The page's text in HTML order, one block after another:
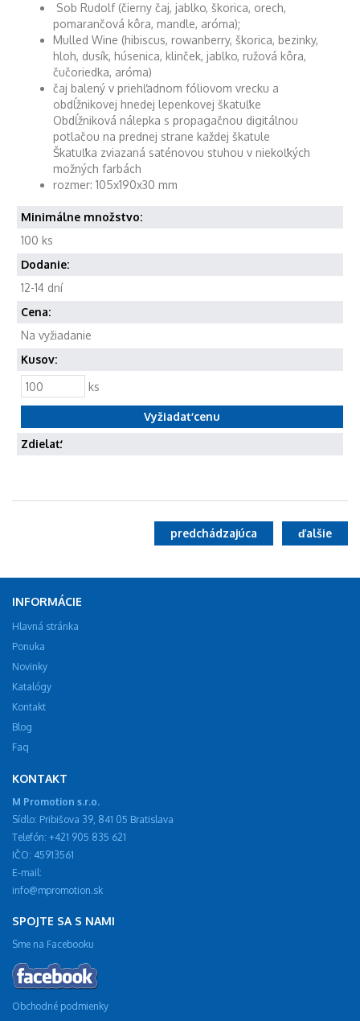
Sob Rudolf (čierny čaj, jablko, škorica, orech,
pomarančová kôra, mandle, aróma);
Mulled Wine (hibiscus, rowanberry, škorica, bezinky,
hloh, dusík, húsenica, klinček, jablko, ružová kôra,
čučoriedka, aróma)
čaj balený v priehľadnom fóliovom vrecku a
obdĺžnikovej hnedej lepenkovej škatuľke
Obdĺžniková nálepka s propagačnou digitálnou
potlačou na prednej strane každej škatule
Škatuľka zviazaná saténovou stuhou v niekoľkých
možných farbách
rozmer: 105x190x30 mm
Minimálne množstvo:
100 ks
Dodanie:
12-14 dní
Cena:
Na vyžiadanie
Kusov:
ks
Zdielať:
ďalšie
predchádzajúca
INFORMÁCIE
Hlavná stránka
Ponuka
Novinky
Katalógy
Kontakt
Blog
Faq
KONTAKT
M Promotion s.r.o.
Sídlo: Pribišova 39, 841 05 Bratislava
Telefón: +421 905 835 621
IČO: 45913561
E-mail:
info@mpromotion.sk
SPOJTE SA S NAMI
Sme na Facebooku
Obchodné podmienky